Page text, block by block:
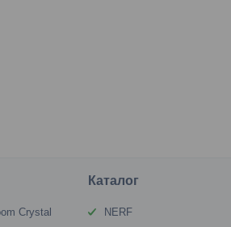
Crystal
Каталог
NERF